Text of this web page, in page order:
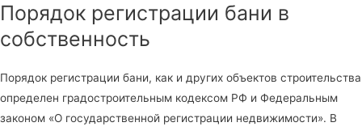
Порядок регистрации бани в
собственность
Порядок регистрации бани, как и других объектов строительства
определен градостроительным кодексом РФ и Федеральным
законом «О государственной регистрации недвижимости». В